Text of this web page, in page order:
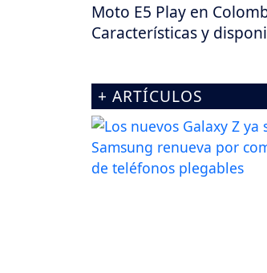
Moto E5 Play en
Características y
+ ARTÍCULOS